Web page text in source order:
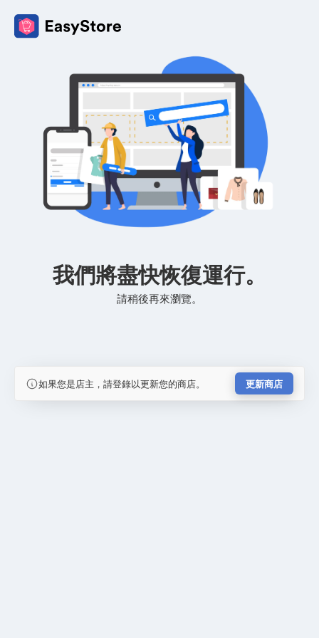
我們將盡快恢復運行。
請稍後再來瀏覽。
如果您是店主，請登錄以更新您的商店。 更新商店